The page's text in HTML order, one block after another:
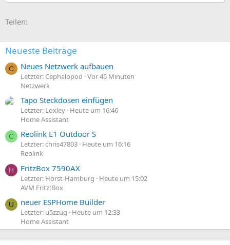
i
n
:
Teilen:
Neueste Beiträge
C Neues Netzwerk aufbauen
Letzter: Cephalopod Vor 45 Minuten
Netzwerk
Tapo Steckdosen einfügen
Letzter: Loxley Heute um 16:46
Home Assistant
C Reolink E1 Outdoor S
Letzter: chris47803 Heute um 16:16
Reolink
H FritzBox 7590AX
Letzter: Horst-Hamburg
Heute um 15:02
AVM Fritz!Box
U neuer ESPHome Builder
Letzter: u5zzug
Heute um 12:33
Home Assistant